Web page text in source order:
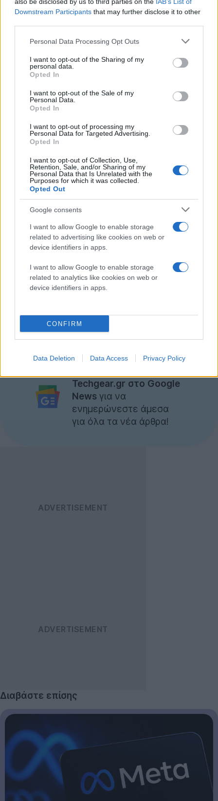
Downstream Participants that may further disclose it to other
Please note that this website/app uses one or more Google
not limited to your visit or usage behaviour. You may click to
grant or deny consent to Google and its third-party tags to
use your data for below specified purposes in below Google
consent section.
Personal Data Processing Opt Outs
I want to opt-out of the Sharing of my
personal data.
Opted In
I want to opt-out of the Sale of my
Personal Data.
Opted In
I want to opt-out of processing my
Personal Data for Targeted Advertising.
Opted In
I want to opt-out of Collection, Use,
Retention, Sale, and/or Sharing of my
Personal Data that Is Unrelated with the
Purposes for which it was collected.
Opted Out
Google consents
I want to allow Google to enable storage
related to advertising like cookies on web or
device identifiers in apps.
I want to allow Google to enable storage
related to analytics like cookies on web or
device identifiers in apps.
CONFIRM
Data Deletion Data Access Privacy Policy
της ιστοσελίδας bodybuilding.com, επιτρέπει στον
καθένα να δει φωτογραφίες από το προφίλ
τις προστατεύει από τις ρυθμίσεις ασφαλείας.
Η διαδικασία είναι πολύ απλή και περιγράφεται
αναλυτικά στο εν λόγωforum, και εν ολίγοις
εκμεταλλεύεται τη δυνατότητα αναφοράς της
φωτογραφίας προφίλ του χρήστη (ως πορνογραφική ή
ανάρμοστη).
Για του λόγους το αληθές, η ιστοσελίδα ZDnet.com
εμφανίζει στο σχετικό post της μια φωτογραφία από
αναφέρει πως ορισμένες φορές το τρικ δεν πέτυχε.
Όπως και να 'χει, ακόμα ένα πρόβλημα θα
και ήδη εκπρόσωπος της εταιρίας έχει δηλώσει ότι
δουλεύουν για την επιδιόρθωση του.
[πηγήZDnet]
Techgear.gr στο Google
News για να
ενημερώνεστε άμεσα
για όλα τα νέα άρθρα!
Διαβάστε επίσης